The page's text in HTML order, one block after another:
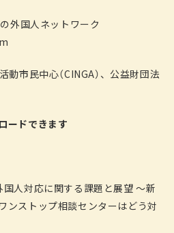
外国人ネットワーク
民中心（CINGA）、公益財団法
ードできます
国人対応に関する課題と展望 ～新
ンストップ相談センターはどう対